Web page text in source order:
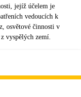
jejíž účelem je
vedoucích k
osvětové činnosti v
vyspělých zemí.